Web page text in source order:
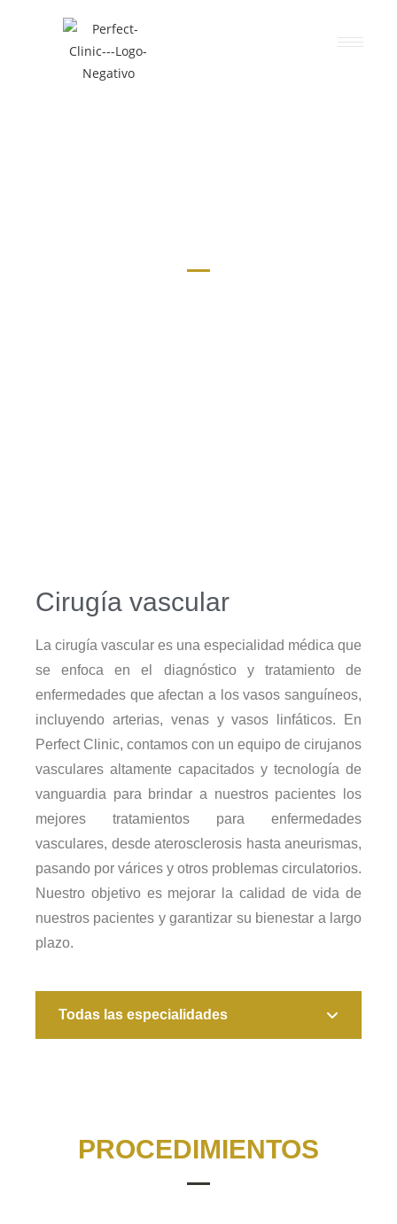
Cirugía vascular
La cirugía vascular es una especialidad médica que
se enfoca en el diagnóstico y tratamiento de
enfermedades que afectan a los vasos sanguíneos,
incluyendo arterias, venas y vasos linfáticos. En
Perfect Clinic, contamos con un equipo de cirujanos
vasculares altamente capacitados y tecnología de
vanguardia para brindar a nuestros pacientes los
mejores tratamientos para enfermedades
vasculares, desde aterosclerosis hasta aneurismas,
pasando por várices y otros problemas circulatorios.
Nuestro objetivo es mejorar la calidad de vida de
nuestros pacientes y garantizar su bienestar a largo
plazo.
Todas las especialidades
PROCEDIMIENTOS